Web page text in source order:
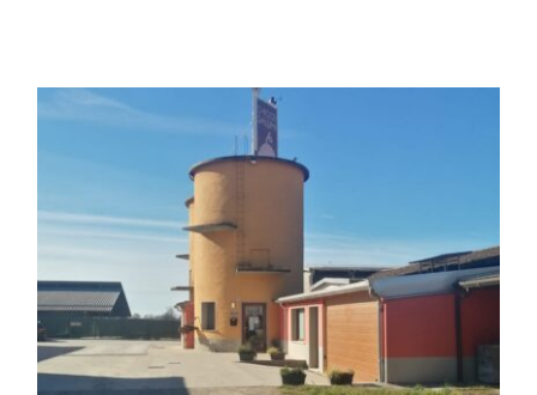
Ordine straordinario carne di maiale
entro mercoledì 15 luglio, ore 10